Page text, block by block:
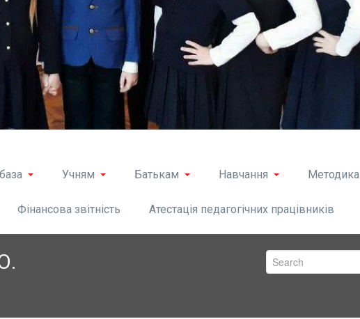
Учням Батькам Навчання Методика
Фінансова звітність Атестація педагогічних працівників